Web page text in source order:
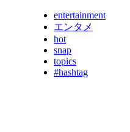
entertainment
エンタメ
hot
snap
topics
#hashtag